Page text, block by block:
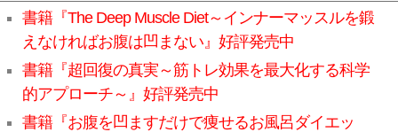
書籍『The Deep Muscle Diet～インナーマッスルを鍛
えなければお腹は凹まない』好評発売中
書籍『超回復の真実～筋トレ効果を最大化する科学
的アプローチ～』好評発売中
書籍『お腹を凹ますだけで痩せるお風呂ダイエッ